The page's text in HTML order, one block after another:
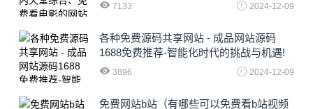
7133 2024-12-09
各种免费源码共享网站 - 成品网站源码
1688免费推荐-智能化时代的挑战与机遇!
3896 2024-12-09
免费网站b站（有哪些可以免费看b站视频